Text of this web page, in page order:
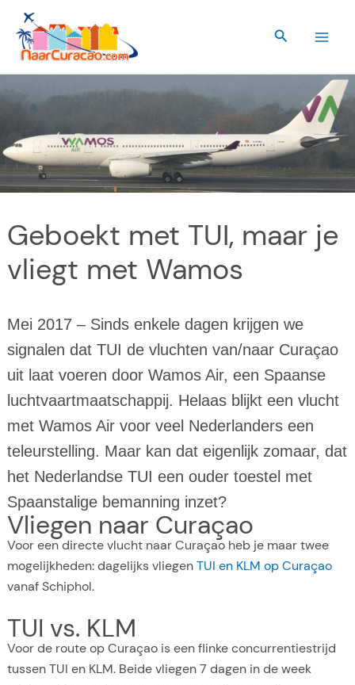
naar
inhoud
Zoeken
Geboekt met TUI, maar je
vliegt met Wamos
Mei 2017 – Sinds enkele dagen krijgen we
signalen dat TUI de vluchten van/naar Curaçao
uit laat voeren door Wamos Air, een Spaanse
luchtvaartmaatschappij. Helaas blijkt een vlucht
met Wamos Air voor veel Nederlanders een
teleurstelling. Maar kan dat eigenlijk zomaar, dat
het Nederlandse TUI een ouder toestel met
Spaanstalige bemanning inzet?
Vliegen naar Curaçao
Voor een directe vlucht naar Curaçao heb je maar twee
mogelijkheden: dagelijks vliegenTUI en KLM op Curaçao
vanaf Schiphol.
TUI vs. KLM
Voor de route op Curaçao is een flinke concurrentiestrijd
tussen TUI en KLM. Beide vliegen 7 dagen in de week